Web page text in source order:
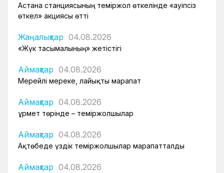
Астана станциясының теміржол өткелінде «Қауіпсіз
өткел» акциясы өтті
Жаңалықтар 04.08.2026
«Жүк тасымалының» жетістігі
Аймақтар 04.08.2026
Мерейлі мереке, лайықты марапат
Аймақтар 04.08.2026
Құрмет төрінде – теміржолшылар
Аймақтар 04.08.2026
Ақтөбеде үздік теміржолшылар марапатталды
Аймақтар 04.08.2026